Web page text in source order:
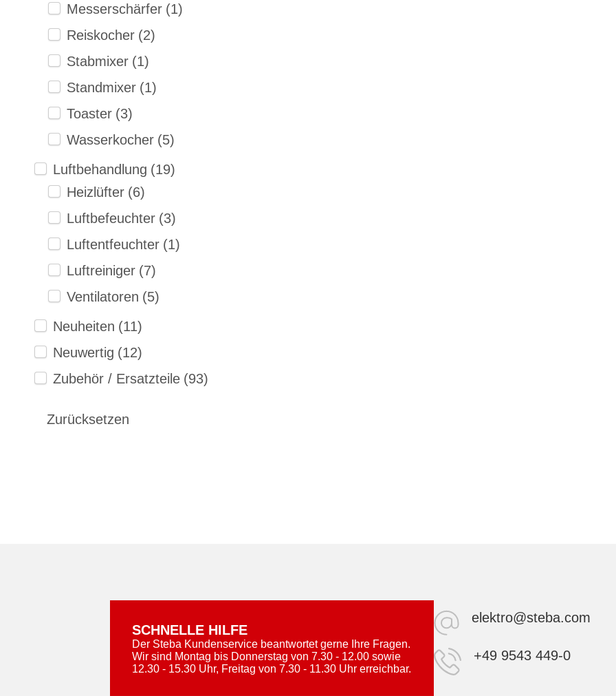
Messerschärfer (1)
Reiskocher (2)
Stabmixer (1)
Standmixer (1)
Toaster (3)
Wasserkocher (5)
Luftbehandlung (19)
Heizlüfter (6)
Luftbefeuchter (3)
Luftentfeuchter (1)
Luftreiniger (7)
Ventilatoren (5)
Neuheiten (11)
Neuwertig (12)
Zubehör / Ersatzteile (93)
SCHNELLE HILFE
Der Steba Kundenservice beantwortet gerne Ihre Fragen.
Wir sind Montag bis Donnerstag von 7.30 - 12.00 sowie
12.30 - 15.30 Uhr, Freitag von 7.30 - 11.30 Uhr erreichbar.
elektro@steba.com
+49 9543 449-0